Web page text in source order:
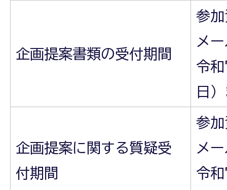
企画提案書類の受付期間
参
メ
令
日
企画提案に関する質疑受
付期間
参
メ
令